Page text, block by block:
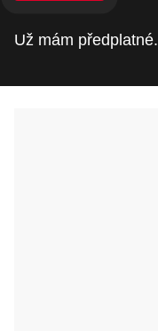
Už mám předplatné.